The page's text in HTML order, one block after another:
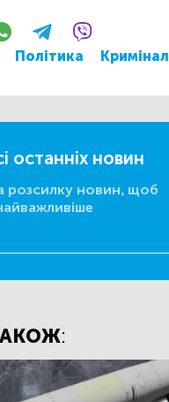
Політика Кримінал
останніх новин
розсилку новин, щоб